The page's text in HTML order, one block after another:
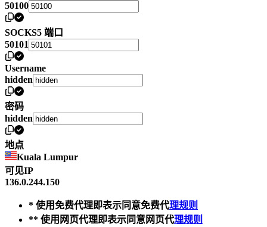
50100
SOCKS5 端口
50101
Username
hidden
密码
hidden
地点
Kuala Lumpur
可见IP
136.0.244.150
* 使用免费代理即表示同意免费代理规则
** 使用网页代理即表示同意网页代理规则